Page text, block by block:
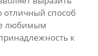
отличный способ
любимым
к